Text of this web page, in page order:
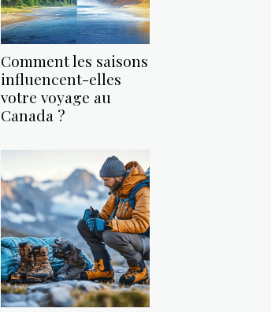
Comment les saisons
influencent-elles
votre voyage au
Canada ?